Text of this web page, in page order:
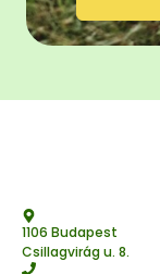
1106 Budapest
Csillagvirág u. 8.